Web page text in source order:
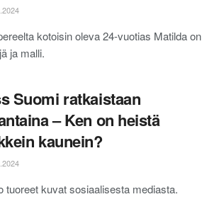
kotoisin oleva 24-vuotias Matilda on
ja malli.
Suomi ratkaistaan
– Ken on heistä
kaunein?
tuoreet kuvat sosiaalisesta mediasta.